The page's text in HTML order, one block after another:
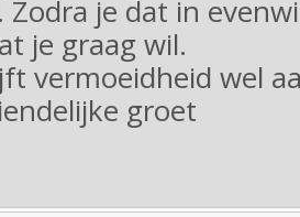
Zodra je dat in
je graag wil.
vermoeidheid wel
groet